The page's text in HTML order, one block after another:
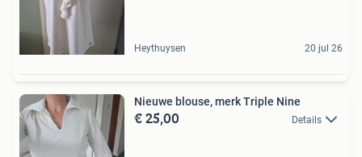
Heythuysen 20 jul 26
Nieuwe blouse, merk Triple Nine
€ 25,00 Details